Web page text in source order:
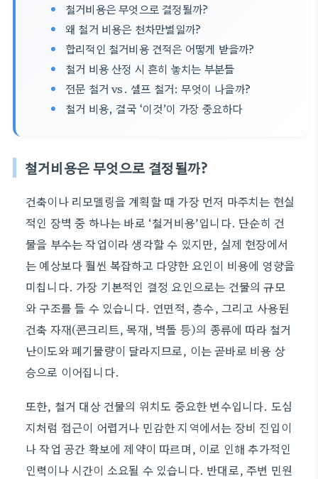
철거비용은 무엇으로 결정될까?
왜 철거 비용은 천차만별일까?
합리적인 철거비용 견적은 어떻게 받을까?
철거 비용 산정 시 흔히 놓치는 부분들
전문 철거 vs. 셀프 철거: 무엇이 나을까?
철거 비용, 결국 ‘이것’이 가장 중요하다
철거비용은 무엇으로 결정될까?
건축이나 리모델링을 계획할 때 가장 먼저 마주치는 현실
적인 장벽 중 하나는 바로 ‘철거비용’입니다. 단순히 건
물을 부수는 작업이라 생각할 수 있지만, 실제 현장에서
는 예상보다 훨씬 복잡하고 다양한 요인이 비용에 영향을
미칩니다. 가장 기본적인 결정 요인으로는 건물의 규모
와 구조를 들 수 있습니다. 연면적, 층수, 그리고 사용된
건축 자재(콘크리트, 목재, 벽돌 등)의 종류에 따라 철거
난이도와 폐기물량이 달라지므로, 이는 곧바로 비용 상
승으로 이어집니다.
또한, 철거 대상 건물의 위치도 중요한 변수입니다. 도심
지처럼 접근이 어렵거나 민감한 지역에서는 장비 진입이
나 작업 공간 확보에 제약이 따르며, 이로 인해 추가적인
인력이나 시간이 소요될 수 있습니다. 반대로, 주변 민원